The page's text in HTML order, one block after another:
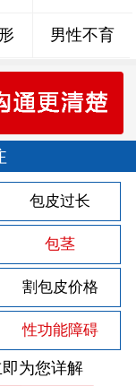
男性不育
包皮过长
包茎
割包皮价格
性功能障碍
为您详解